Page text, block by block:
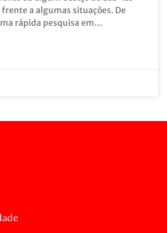
a algumas situações. De
rápida pesquisa em…